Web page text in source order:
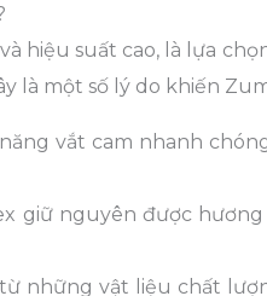
hiệu suất cao, là lựa
là một số lý do khiến
vắt cam nhanh
giữ nguyên được
những vật liệu chất